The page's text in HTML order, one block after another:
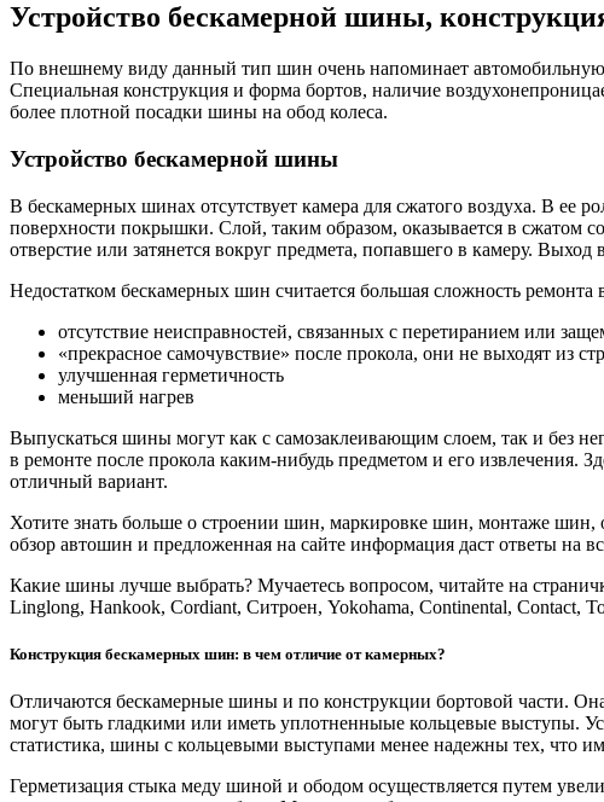
Устройство бескамерной шины,
По внешнему виду данный тип шин очень напоминает
Специальная конструкция и форма бортов, наличие
более плотной посадки шины на обод колеса.
Устройство бескамерной шины
В бескамерных шинах отсутствует камера для сжатого воздуха. В ее
поверхности покрышки. Слой, таким образом, оказывается в сжатом
отверстие или затянется вокруг предмета, попавшего в камеру. Выход
Недостатком бескамерных шин считается большая сложность
отсутствие неисправностей, связанных с перетиранием или
«прекрасное самочувствие» после прокола, они не выходят из
улучшенная герметичность
меньший нагрев
Выпускаться шины могут как с самозаклеивающим слоем, так и без
в ремонте после прокола каким-нибудь предметом и его извлечения.
отличный вариант.
Хотите знать больше о строении шин, маркировке шин, монтаже шин,
обзор автошин и предложенная на сайте информация даст ответы на
Какие шины лучше выбрать? Мучаетесь вопросом, читайте на
Linglong, Hankook, Cordiant, Ситроен, Yokohama, Continental, Сontact,
Конструкция бескамерных шин: в чем отличие от камерных?
Отличаются бескамерные шины и по конструкции бортовой части.
могут быть гладкими или иметь уплотненныые кольцевые выступы.
статистика, шины с кольцевыми выступами менее надежны тех, что
Герметизация стыка меду шиной и ободом осуществляется путем